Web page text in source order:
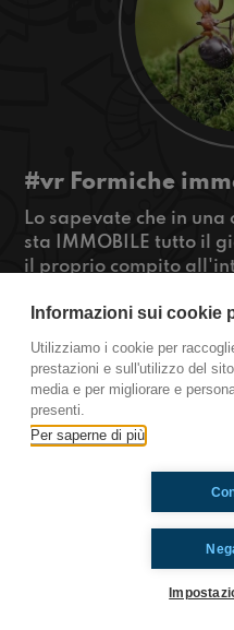
#vr Formiche
Lo sapevate che in
sta IMMOBILE tutto il
il proprio compito
ascoltiamo questo
da Verona!
#OkkinSu
Verona.
Ti è piaciuto?
Informazioni sui cookie
Utilizziamo i cookie per
prestazioni e sull'utilizzo del
media e per migliorare e
presenti.
Per saperne di più